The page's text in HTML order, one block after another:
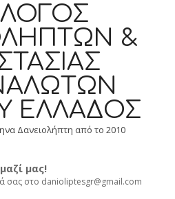
&
ΕΛΛΆΔΟΣ
Δανειολήπτη από το 2010
μας!
σας στο danioliptesgr@gmail.com